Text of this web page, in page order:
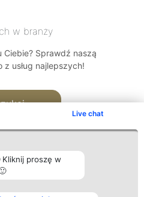
Live chat
proszę w
w branży
Sprawdź naszą
usług najlepszych!
Kontakt